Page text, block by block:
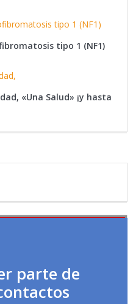
tipo 1 (NF1)
«Una Salud» ¡y hasta
parte de